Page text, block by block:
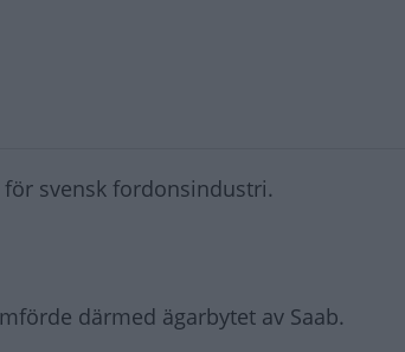
svensk fordonsindustri.
därmed ägarbytet av Saab.